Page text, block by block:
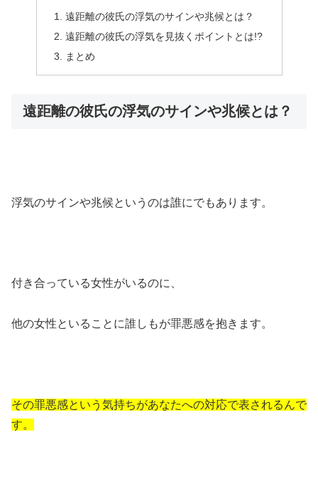
遠距離の彼氏の浮気のサインや兆候とは？
遠距離の彼氏の浮気を見抜くポイントとは!?
まとめ
遠距離の彼氏の浮気のサインや兆候とは？
浮気のサインや兆候というのは誰にでもあります。
付き合っている女性がいるのに、
他の女性といることに誰しもが罪悪感を抱きます。
その罪悪感という気持ちがあなたへの対応で表されるんで
す。